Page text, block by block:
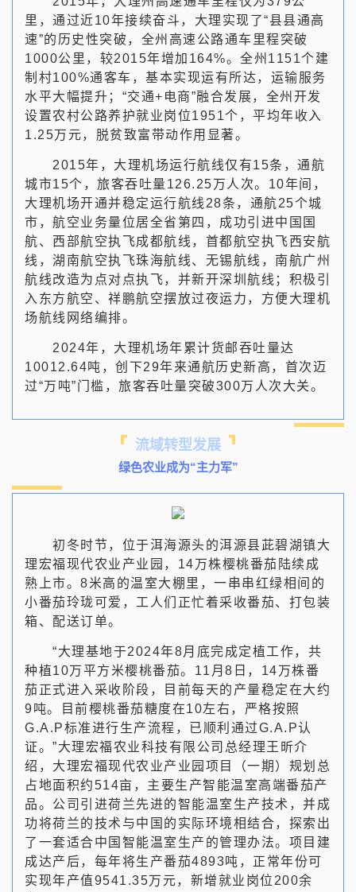
里，通过近10年接续奋斗，大理实现了“县县通高
速”的历史性突破，全州高速公路通车里程突破
1000公里，较2015年增加164%。全州1151个建
制村100%通客车，基本实现运有所达，运输服务
水平大幅提升；“交通+电商”融合发展，全州开发
设置农村公路养护就业岗位1951个，平均年收入
1.25万元，脱贫致富带动作用显著。
2015年，大理机场运行航线仅有15条，通航
城市15个，旅客吞吐量126.25万人次。10年间，
大理机场开通并稳定运行航线28条，通航25个城
市，航空业务量位居全省第四，成功引进中国国
航、西部航空执飞成都航线，首都航空执飞西安航
线，湖南航空执飞珠海航线、无锡航线，南航广州
航线改造为点对点执飞，并新开深圳航线；积极引
入东方航空、祥鹏航空摆放过夜运力，方便大理机
场航线网络编排。
2024年，大理机场年累计货邮吞吐量达
10012.64吨，创下29年来通航历史新高，首次迈
过“万吨”门槛，旅客吞吐量突破300万人次大关。
流域转型发展
绿色农业成为“主力军”
初冬时节，位于洱海源头的洱源县茈碧湖镇大
理宏福现代农业产业园，14万株樱桃番茄陆续成
熟上市。8米高的温室大棚里，一串串红绿相间的
小番茄玲珑可爱，工人们正忙着采收番茄、打包装
箱、配送订单。
“大理基地于2024年8月底完成定植工作，共
种植10万平方米樱桃番茄。11月8日，14万株番
茄正式进入采收阶段，目前每天的产量稳定在大约
9吨。目前樱桃番茄糖度在10左右，严格按照
G.A.P标准进行生产流程，已顺利通过G.A.P认
证。”大理宏福农业科技有限公司总经理王昕介
绍，大理宏福现代农业产业园项目（一期）规划总
占地面积约514亩，主要生产智能温室高端番茄产
品。公司引进荷兰先进的智能温室生产技术，并成
功将荷兰的技术与中国的实际环境相结合，探索出
了一套适合中国智能温室生产的管理办法。项目建
成达产后，每年将生产番茄4893吨，正常年份可
实现年产值9541.35万元，新增就业岗位200余